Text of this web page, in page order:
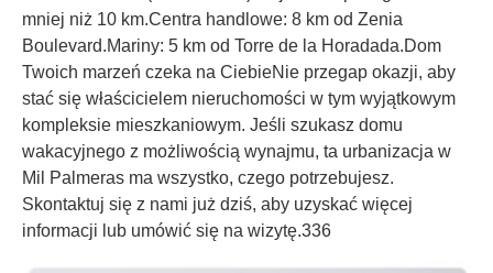
mniej niż 10 km.Centra handlowe: 8 km od Zenia
Boulevard.Mariny: 5 km od Torre de la Horadada.Dom
Twoich marzeń czeka na CiebieNie przegap okazji, aby
stać się właścicielem nieruchomości w tym wyjątkowym
kompleksie mieszkaniowym. Jeśli szukasz domu
wakacyjnego z możliwością wynajmu, ta urbanizacja w
Mil Palmeras ma wszystko, czego potrzebujesz.
Skontaktuj się z nami już dziś, aby uzyskać więcej
informacji lub umówić się na wizytę.336